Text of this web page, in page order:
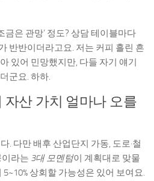
금은 관망’ 정도? 상담 테이블마다
반반이더라고요. 저는 커피 흘린 흔
있어 민망했지만, 다들 자기 얘기
군요. 하하.
자산 가치 얼마나 오를
. 다만 배후 산업단지 가동, 도로·철
라는 3대 모멘텀이 계획대로 맞물
상회할 가능성은 있어 보여요.